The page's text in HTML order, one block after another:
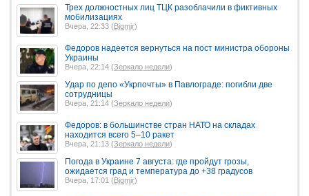
Трех должностных лиц ТЦК разоблачили в фиктивных
мобилизациях
Вчера, 22:33 (Bigmir)
Федоров надеется вернуться на пост министра обороны
Украины
Вчера, 22:14 (Зеркало недели)
Удар по депо «Укрпочты» в Павлограде: погибли две
сотрудницы
Вчера, 21:14 (Зеркало недели)
Федоров: в большинстве стран НАТО на складах
находится всего 5–10 ракет
Вчера, 21:13 (Зеркало недели)
Погода в Украине 7 августа: где пройдут грозы,
ожидается град и температура до +38 градусов
Вчера, 17:01 (Bigmir)